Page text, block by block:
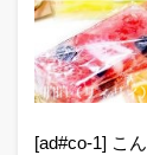
[ad#co-1] こ